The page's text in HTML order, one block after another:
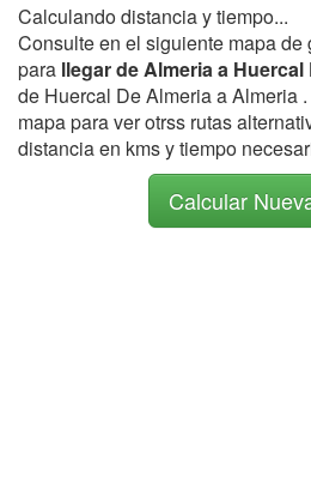
Calculando distancia y tiempo...
Consulte en el siguiente mapa de
para llegar de Almeria a Huercal
de Huercal De Almeria a Almeria
mapa para ver otrss rutas
distancia en kms y tiempo
Calcular